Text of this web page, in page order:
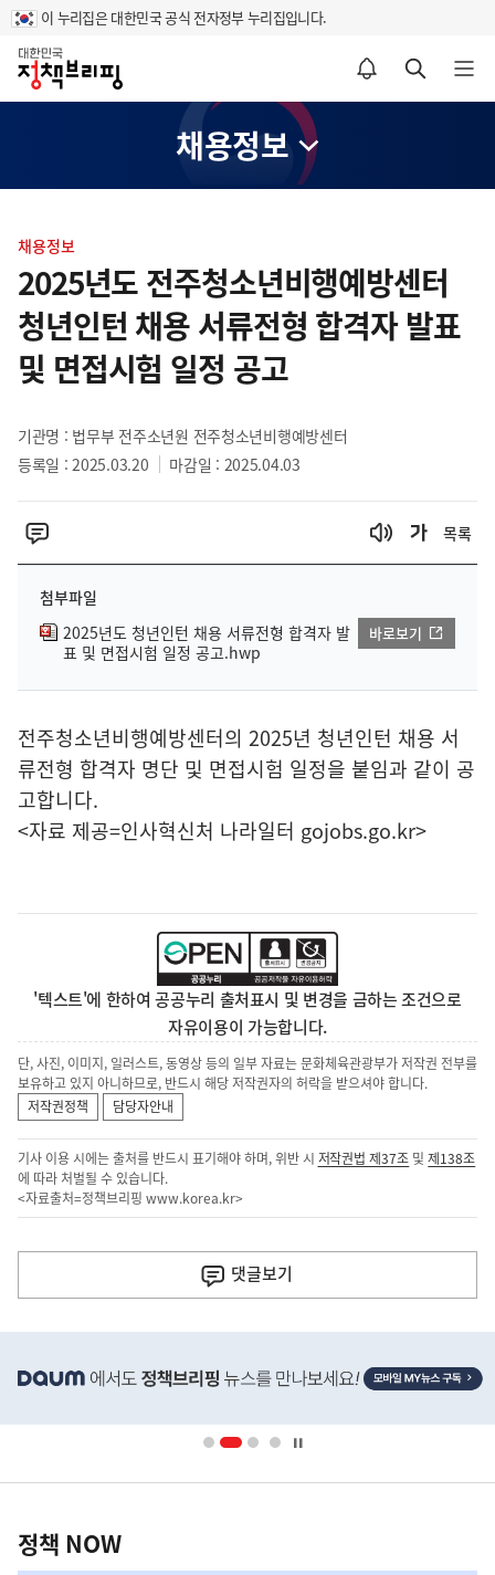
이 누리집은 대한민국 공식 전자정부 누리집입니다.
홈
알림설정 바로가기 검색 바로가기 메뉴 열기
채용정보
텐
츠
영
역
채용정보
2025년도 전주청소년비행예방센터
청년인턴 채용 서류전형 합격자 발표
및 면접시험 일정 공고
기관명 : 법무부 전주소년원 전주청소년비행예방센터
등록일 : 2025.03.20
마감일 : 2025.04.03
목록
첨부파일
2025년도 청년인턴 채용 서류전형 합격자 발
표 및 면접시험 일정 공고.hwp
바로보기
전주청소년비행예방센터의 2025년 청년인턴 채용 서
류전형 합격자 명단 및 면접시험 일정을 붙임과 같이 공
고합니다.
<자료 제공=인사혁신처 나라일터 gojobs.go.kr>
'텍스트'에 한하여 공공누리 출처표시 및 변경을 금하는 조건으로
자유이용이 가능합니다.
단, 사진, 이미지, 일러스트, 동영상 등의 일부 자료는 문화체육관광부가 저작권 전부를
보유하고 있지 아니하므로, 반드시 해당 저작권자의 허락을 받으셔야 합니다.
저작권정책
담당자안내
기사 이용 시에는 출처를 반드시 표기해야 하며, 위반 시 저작권법 제37조 및제138조
에 따라 처벌될 수 있습니다.
<자료출처=정책브리핑 www.korea.kr>
다
음
기
댓글보기
단
영
책
정책 NOW